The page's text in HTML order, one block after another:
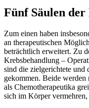
Fünf Säulen
Zum einen haben
an therapeutischen
beträchtlich erweitert. Zu
Krebsbehandlung –
sind die zielgerichtete
gekommen. Beide
als Chemotherapeutika
sich im Körper